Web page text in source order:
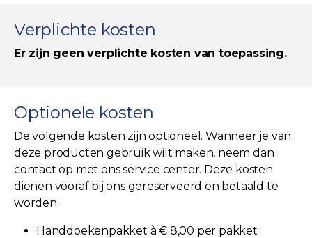
Verplichte kosten
Er zijn geen verplichte kosten van toepassing.
Optionele kosten
De volgende kosten zijn optioneel. Wanneer je van
deze producten gebruik wilt maken, neem dan
contact op met ons service center. Deze kosten
dienen vooraf bij ons gereserveerd en betaald te
worden.
Handdoekenpakket à € 8,00 per pakket